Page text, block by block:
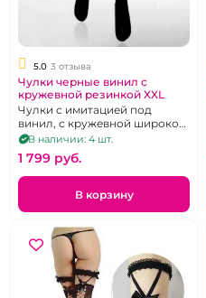
5.0 3 отзыва
Чулки черные винил с
кружевной резинкой XXL
Чулки с имитацией под
винил, с кружевной широко
резинкой на силиконовой
основе
В наличии: 4 шт.
1 799 pуб.
В корзину